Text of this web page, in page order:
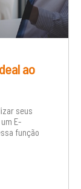
ao
seus
E-
função